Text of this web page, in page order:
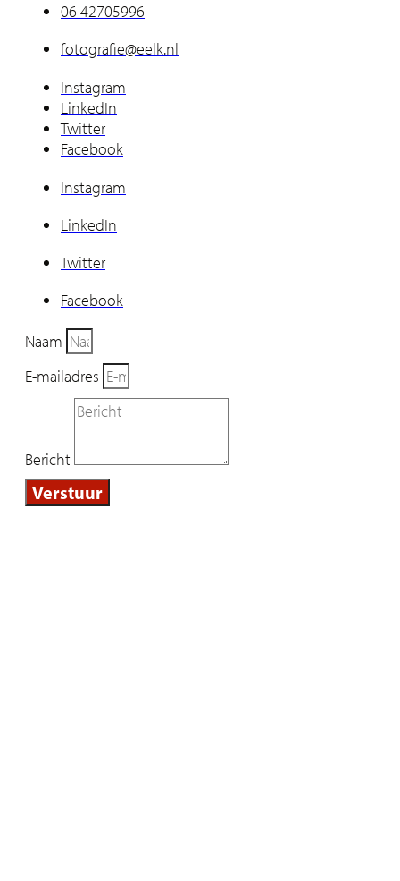
06 42705996
fotografie@eelk.nl
Instagram
LinkedIn
Twitter
Facebook
Instagram
LinkedIn
Twitter
Facebook
Naam
E-mailadres
Bericht
Verstuur